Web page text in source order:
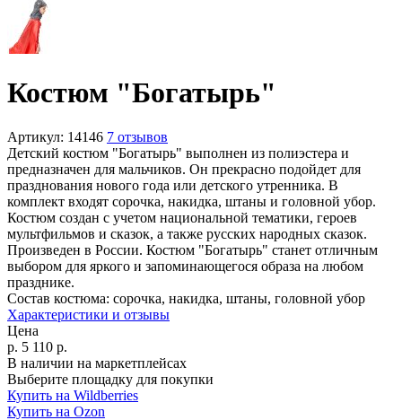
Костюм "Богатырь"
Артикул: 14146 7 отзывов
Детский костюм "Богатырь" выполнен из полиэстера и
предназначен для мальчиков. Он прекрасно подойдет для
празднования нового года или детского утренника. В
комплект входят сорочка, накидка, штаны и головной убор.
Костюм создан с учетом национальной тематики, героев
мультфильмов и сказок, а также русских народных сказок.
Произведен в России. Костюм "Богатырь" станет отличным
выбором для яркого и запоминающегося образа на любом
празднике.
Состав костюма: сорочка, накидка, штаны, головной убор
Характеристики и отзывы
Цена
р. 5 110 р.
В наличии на маркетплейсах
Выберите площадку для покупки
Купить на Wildberries
Купить на Ozon